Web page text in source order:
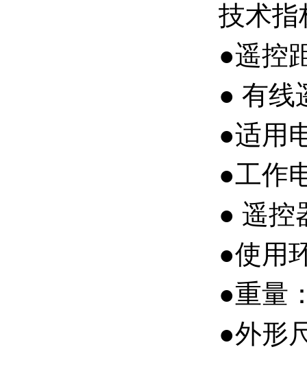
技术指
●遥控
● 有线
●适用
●工作
● 遥控
●使用
●重量
●外形